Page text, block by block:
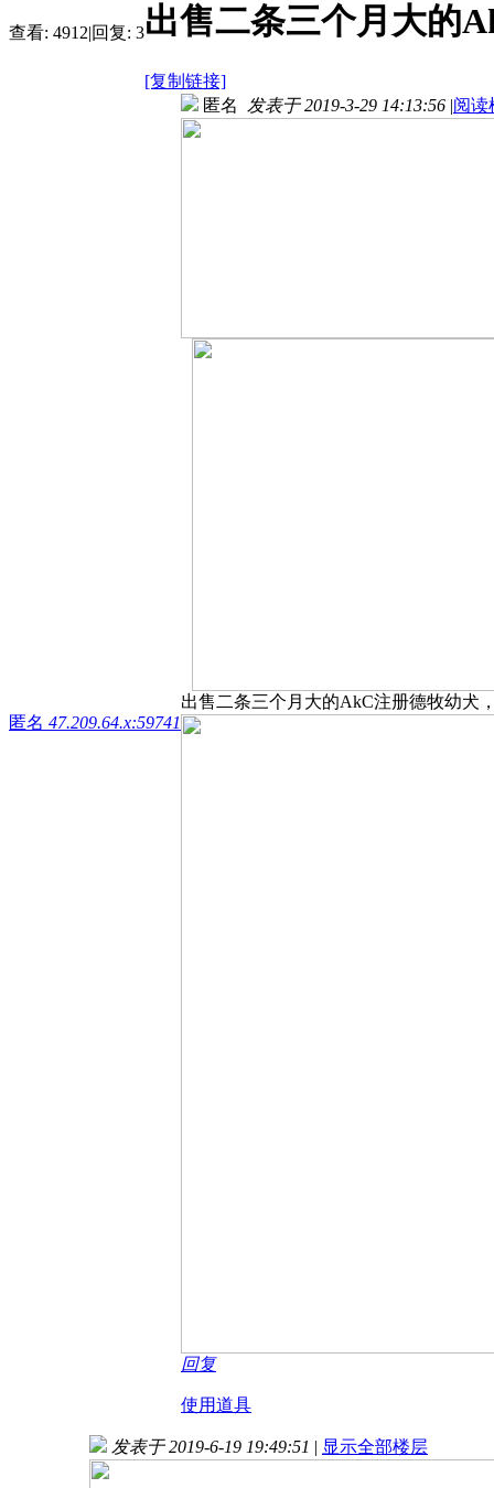
查看: 4912|回复: 3出售二条三个月大的
[复制链接]
匿名 47.209.64.x:59741
匿名 发表于 2019-3-29 14:13:56 |阅读
出售二条三个月大的AkC注册德牧幼犬
回复
使用道具
发表于 2019-6-19 19:49:51 | 显示全部楼层